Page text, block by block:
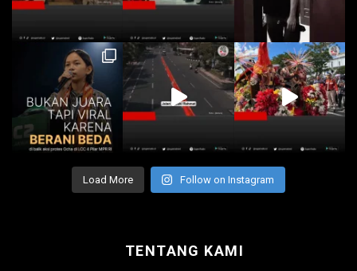
Load More Follow on Instagram
TENTANG KAMI